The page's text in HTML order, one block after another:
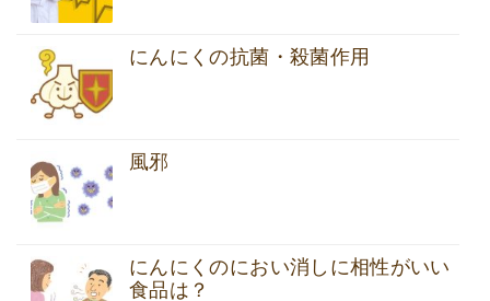
にんにくの抗菌・殺菌作用
風邪
にんにくのにおい消しに相性がいい
食品は？